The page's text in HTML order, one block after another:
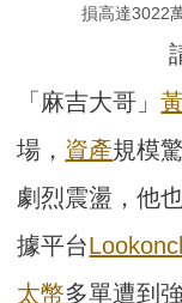
損高達3022
「麻吉大哥」
場， 資產規模
劇烈震盪，他
據平台
太幣多單遭到